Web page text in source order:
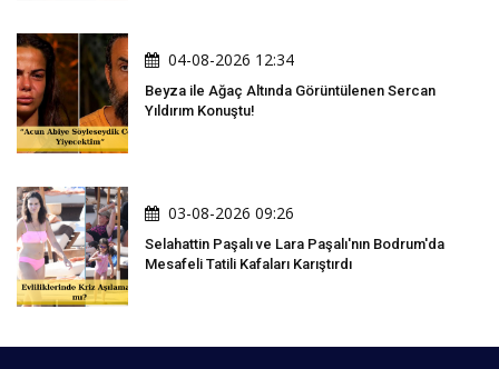
04-08-2026 12:34
Beyza ile Ağaç Altında Görüntülenen Sercan
Yıldırım Konuştu!
03-08-2026 09:26
Selahattin Paşalı ve Lara Paşalı'nın Bodrum'da
Mesafeli Tatili Kafaları Karıştırdı